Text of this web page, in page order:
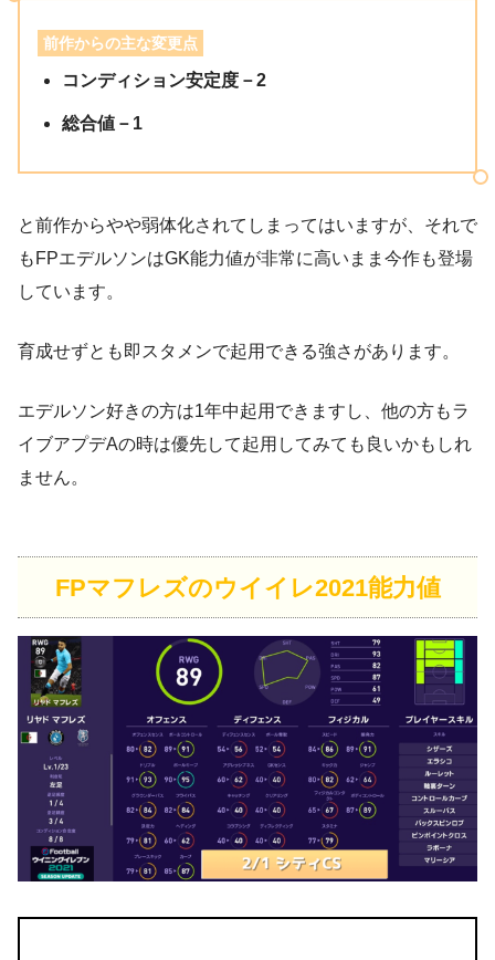
前作からの主な変更点
コンディション安定度－2
総合値－1
と前作からやや弱体化されてしまってはいますが、それで
もFPエデルソンはGK能力値が非常に高いまま今作も登場
しています。
育成せずとも即スタメンで起用できる強さがあります。
エデルソン好きの方は1年中起用できますし、他の方もラ
イブアプデAの時は優先して起用してみても良いかもしれ
ません。
FPマフレズのウイイレ2021能力値